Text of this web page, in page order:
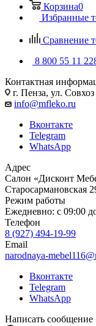
Корзина0
Избранные
Сравнение
8 800 55 11
Контактная
г. Пенза, ул.
info@mfleko.ru
Вконтакте
Telegram
WhatsApp
Адрес
Салон «Дисконт
Старосармановская
Режим работы
Ежедневно: с 09:00
Телефон
8 (927) 494-19-99
Email
narodnaya-
Вконтакте
Telegram
WhatsApp
Написать сообщение